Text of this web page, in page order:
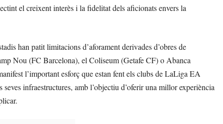
el creixent interès i la fidelitat dels aficionats envers la
han patit limitacions d’aforament derivades d’obres de
Nou (FC Barcelona), el Coliseum (Getafe CF) o Abanca
l’important esforç que estan fent els clubs de LaLiga EA
infraestructures, amb l’objectiu d’oferir una millor experiència